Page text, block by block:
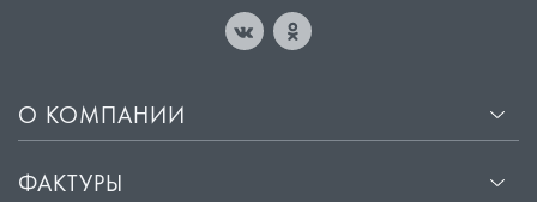
О КОМПАНИИ
ФАКТУРЫ